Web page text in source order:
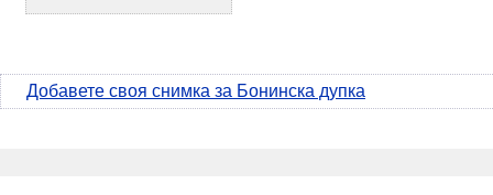
Добавете своя снимка за Бонинска дупка